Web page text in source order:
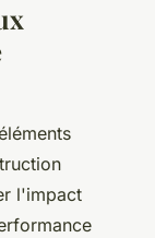
l'impact